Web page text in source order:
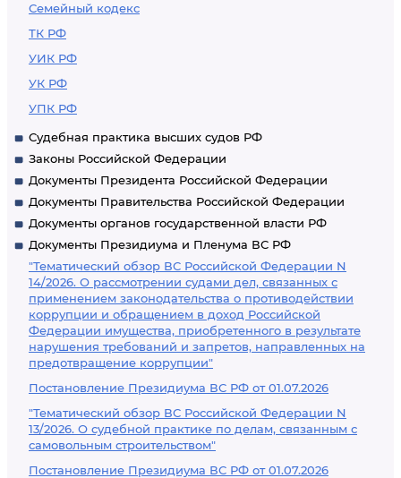
Семейный кодекс
ТК РФ
УИК РФ
УК РФ
УПК РФ
Судебная практика высших судов РФ
Законы Российской Федерации
Документы Президента Российской Федерации
Документы Правительства Российской Федерации
Документы органов государственной власти РФ
Документы Президиума и Пленума ВС РФ
"Тематический обзор ВС Российской Федерации N
14/2026. О рассмотрении судами дел, связанных с
применением законодательства о противодействии
коррупции и обращением в доход Российской
Федерации имущества, приобретенного в результате
нарушения требований и запретов, направленных на
предотвращение коррупции"
Постановление Президиума ВС РФ от 01.07.2026
"Тематический обзор ВС Российской Федерации N
13/2026. О судебной практике по делам, связанным с
самовольным строительством"
Постановление Президиума ВС РФ от 01.07.2026